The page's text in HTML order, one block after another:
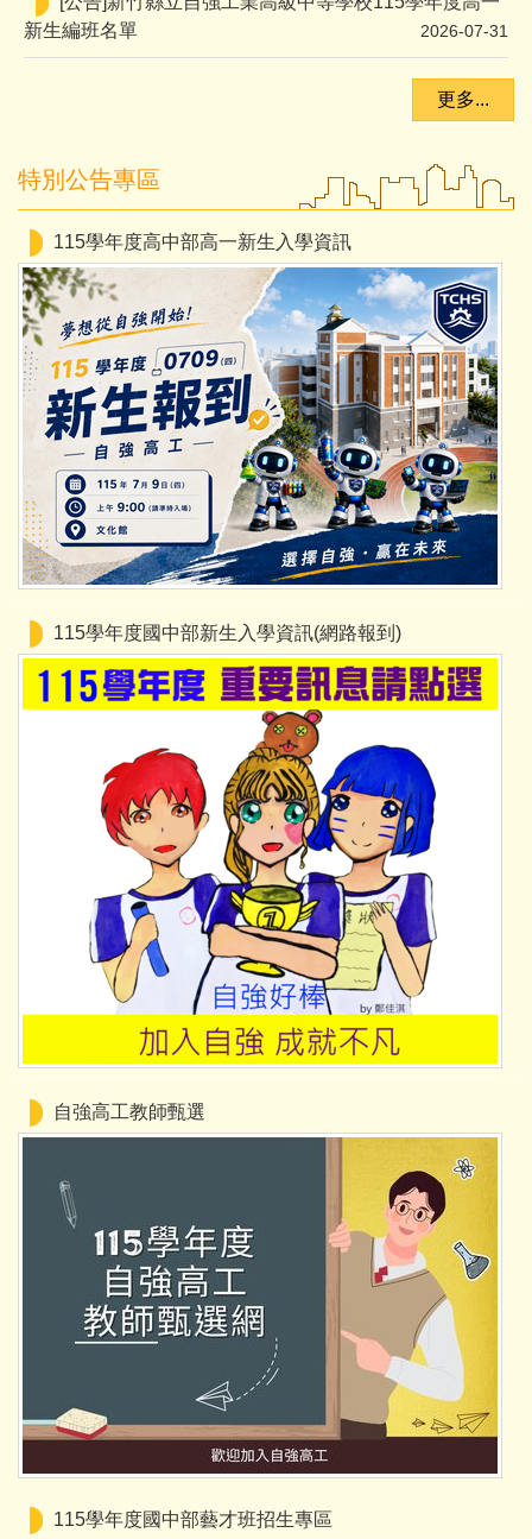
轉知中華覺知教育關懷協會辦理「2026中華覺知教育
關懷協會-成大一日大學生-沉浸式學職涯探索營」活動
2026-07-30
緒守門員」活動海報及簡章各1份，請鼓勵學生踴躍報名
參加
2026-07-27
更多...
特別公告專區
115學年度高中部高一新生入學資訊
115學年度國中部新生入學資訊(網路報到)
自強高工教師甄選
115學年度國中部藝才班招生專區